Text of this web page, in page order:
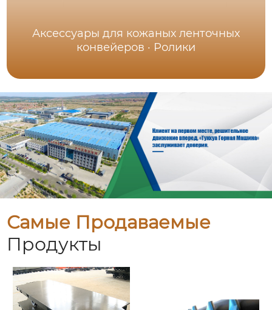
Аксессуары для кожаных ленточных
конвейеров · Ролики
Самые Продаваемые
Продукты